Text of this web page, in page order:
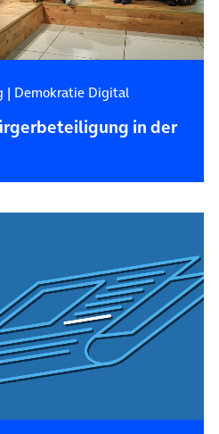
| Demokratie Digital
in der